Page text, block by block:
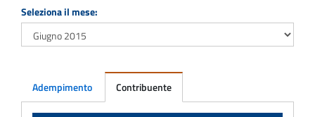
Seleziona il mese:
Adempimento Contribuente